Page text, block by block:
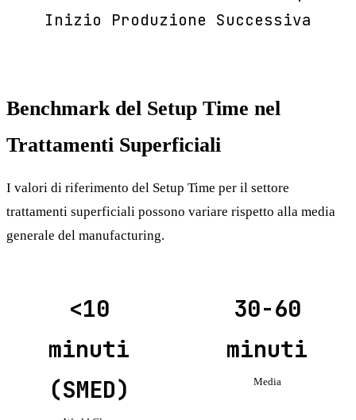
Inizio Produzione Successiva
Benchmark del Setup Time nel
Trattamenti Superficiali
I valori di riferimento del Setup Time per il settore
trattamenti superficiali possono variare rispetto alla media
generale del manufacturing.
<10
minuti
(SMED)
30-60
minuti
Media